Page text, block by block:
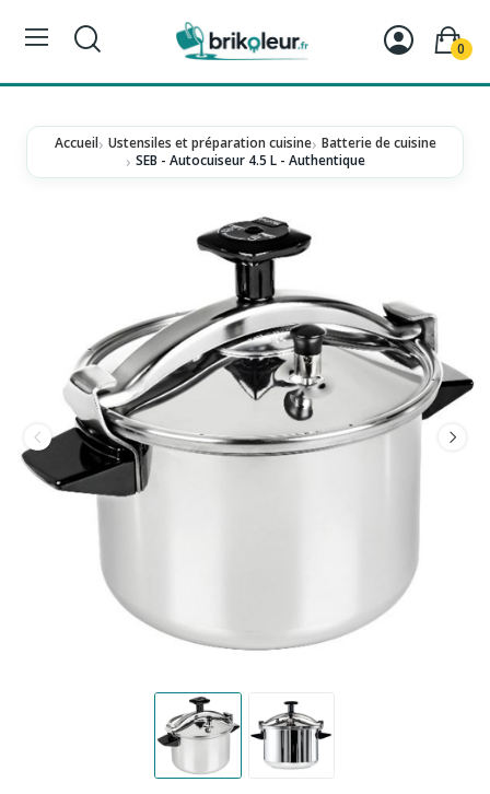
0
Accueil Ustensiles et préparation cuisine Batterie de cuisine
SEB - Autocuiseur 4.5 L - Authentique